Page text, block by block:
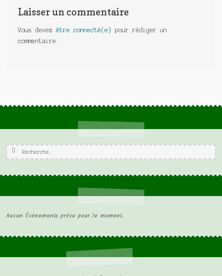
Laisser un commentaire
Vous devez être connecté(e)
pour rédiger un
commentaire.
Rechercher :
Aucun Événements prévu pour le moment.